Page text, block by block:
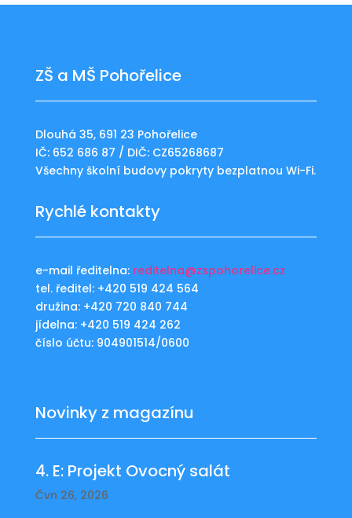
ZŠ a MŠ Pohořelice
Dlouhá 35, 691 23 Pohořelice
IČ: 652 686 87 / DIČ: CZ65268687
Všechny školní budovy pokryty bezplatnou Wi-Fi.
Rychlé kontakty
e-mail ředitelna: reditelna@zspohorelice.cz
tel. ředitel: +420 519 424 564
družina: +420 720 840 744
jídelna: +420 519 424 262
číslo účtu: 904901514/0600
Novinky z magazínu
4. E: Projekt Ovocný salát
Čvn 26, 2026